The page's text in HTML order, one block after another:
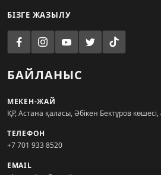
БІЗГЕ ЖАЗЫЛУ
БАЙЛАНЫС
МЕКЕН-ЖАЙ
ҚР, Астана қаласы, Әбікен Бектұров көшесі,
ТЕЛЕФОН
+7 701 933 8520
EMAIL